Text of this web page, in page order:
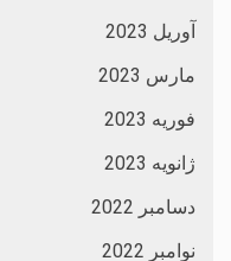
آوریل 2023
مارس 2023
فوریه 2023
ژانویه 2023
دسامبر 2022
نوامبر 2022